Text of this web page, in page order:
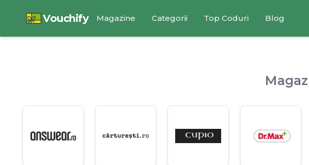
Vouchify Magazine Categorii Top Coduri Blog